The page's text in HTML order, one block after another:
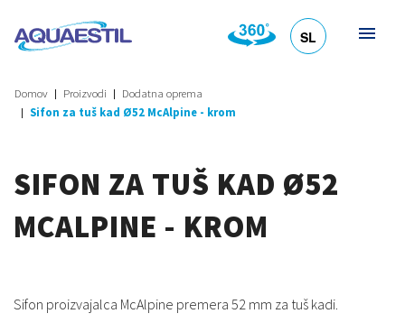
SL
Domov Proizvodi
Dodatna oprema
Sifon za tuš kad Ø52 McAlpine - krom
SIFON ZA TUŠ KAD Ø52
MCALPINE - KROM
Sifon proizvajalca McAlpine premera 52 mm za tuš kadi.